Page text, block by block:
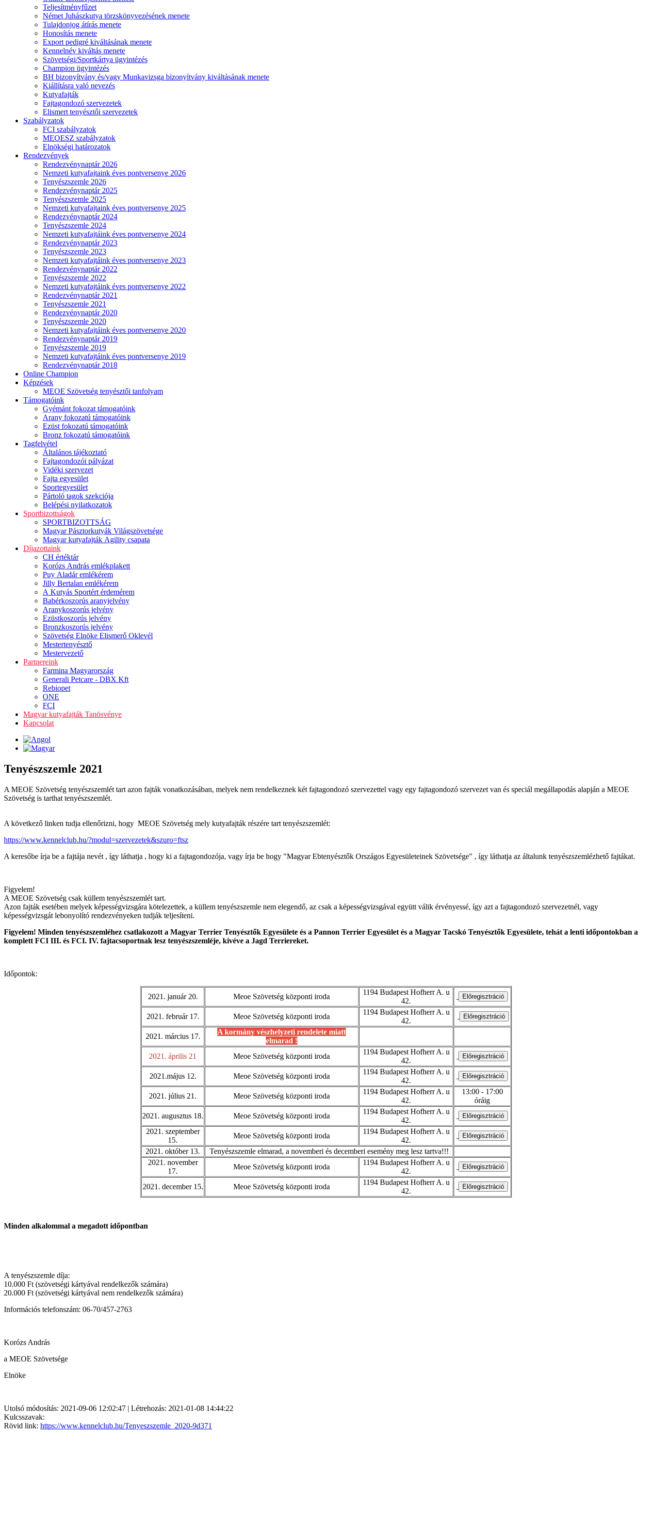
Teljesítményfűzet
Német Juhászkutya törzskönyvezésének menete
Tulajdonjog átírás menete
Honosítás menete
Export pedigré kiváltásának menete
Kennelnév kiváltás menete
Szövetségi/Sportkártya ügyintézés
Champion ügyintézés
BH bizonyítvány és/vagy Munkavizsga bizonyítvány kiváltásának menete
Kiállításra való nevezés
Kutyafajták
Fajtagondozó szervezetek
Elismert tenyésztői szervezetek
Szabályzatok
FCI szabályzatok
MEOESZ szabályzatok
Elnökségi határozatok
Rendezvények
Rendezvénynaptár 2026
Nemzeti kutyafajtaink éves pontversenye 2026
Tenyészszemle 2026
Rendezvénynaptár 2025
Tenyészszemle 2025
Nemzeti kutyafajtaink éves pontversenye 2025
Rendezvénynaptár 2024
Tenyészszemle 2024
Nemzeti kutyafajtáink éves pontversenye 2024
Rendezvénynaptár 2023
Tenyészszemle 2023
Nemzeti kutyafajtáink éves pontversenye 2023
Rendezvénynaptár 2022
Tenyészszemle 2022
Nemzeti kutyafajtáink éves pontversenye 2022
Rendezvénynaptár 2021
Tenyészszemle 2021
Rendezvénynaptár 2020
Tenyészszemle 2020
Nemzeti kutyafajtáink éves pontversenye 2020
Rendezvénynaptár 2019
Tenyészszemle 2019
Nemzeti kutyafajtáink éves pontversenye 2019
Rendezvénynaptár 2018
Online Champion
Képzések
MEOE Szövetség tenyésztői tanfolyam
Támogatóink
Gyémánt fokozat támogatóink
Arany fokozatú támogatóink
Ezüst fokozatú támogatóink
Bronz fokozatú támogatóink
Tagfelvétel
Általános tájékoztató
Fajtagondozói pályázat
Vidéki szervezet
Fajta egyesület
Sportegyesület
Pártoló tagok szekciója
Belépési nyilatkozatok
Sportbizottságok
SPORTBIZOTTSÁG
Magyar Pásztorkutyák Világszövetsége
Magyar kutyafajták Agility csapata
Díjazottaink
CH értéktár
Korózs András emlékplakett
Puy Aladár emlékérem
Jilly Bertalan emlékérem
A Kutyás Sportért érdemérem
Babérkoszorús aranyjelvény
Aranykoszorús jelvény
Ezüstkoszorús jelvény
Bronzkoszorús jelvény
Szövetség Elnöke Elismerő Oklevél
Mestertenyésztő
Mestervezető
Partnereink
Farmina Magyarország
Generali Petcare - DBX Kft
Rebiopet
ONE
FCI
Magyar kutyafajták Tanösvénye
Kapcsolat
Tenyészszemle 2021
A MEOE Szövetség tenyészszemlét tart azon fajták vonatkozásában, melyek nem rendelkeznek két fajtagondozó szervezettel vagy egy fajtagondozó szervezet van és speciál megállapodás alapján a MEOE
Szövetség is tarthat tenyészszemlét.
A következő linken tudja ellenőrizni, hogy MEOE Szövetség mely kutyafajták részére tart tenyészszemlét:
https://www.kennelclub.hu/?modul=szervezetek&szuro=ftsz
A keresőbe írja be a fajtája nevét , így láthatja , hogy ki a fajtagondozója, vagy írja be hogy "Magyar Ebtenyésztők Országos Egyesületeinek Szövetsége" , így láthatja az általunk tenyészszemlézhető fajtákat.
Figyelem!
A MEOE Szövetség csak küllem tenyészszemlét tart.
Azon fajták esetében melyek képességvizsgára kötelezettek, a küllem tenyészszemle nem elegendő, az csak a képességvizsgával együtt válik érvényessé, így azt a fajtagondozó szervezetnél, vagy
képességvizsgát lebonyolító rendezvényeken tudják teljesíteni.
Figyelem! Minden tenyészszemléhez csatlakozott a Magyar Terrier Tenyésztők Egyesülete és a Pannon Terrier Egyesület és a Magyar Tacskó Tenyésztők Egyesülete, tehát a lenti időpontokban a
komplett FCI III. és FCI. IV. fajtacsoportnak lesz tenyészszemléje, kivéve a Jagd Terriereket.
Időpontok:
2021. január 20. Meoe Szövetség központi iroda
1194 Budapest Hofherr A. u
42.
2021. február 17.
Meoe Szövetség központi iroda
1194 Budapest Hofherr A. u
42.
2021. március 17.
A kormány vészhelyzeti rendelete miatt
elmarad !
2021. április 21
Meoe Szövetség központi iroda
1194 Budapest Hofherr A. u
42.
2021.május 12.
Meoe Szövetség központi iroda
1194 Budapest Hofherr A. u
42.
2021. július 21.
Meoe Szövetség központi iroda
1194 Budapest Hofherr A. u
42.
13:00 - 17:00
óráig
2021. augusztus 18.
Meoe Szövetség központi iroda
1194 Budapest Hofherr A. u
42.
2021. szeptember
15.
Meoe Szövetség központi iroda
1194 Budapest Hofherr A. u
42.
2021. október 13.
Tenyészszemle elmarad, a novemberi és decemberi esemény meg lesz tartva!!!
2021. november
17.
Meoe Szövetség központi iroda
1194 Budapest Hofherr A. u
42.
2021. december 15.
Meoe Szövetség központi iroda
1194 Budapest Hofherr A. u
42.
Minden alkalommal a megadott időpontban
A tenyészszemle díja:
10.000 Ft (szövetségi kártyával rendelkezők számára)
20.000 Ft (szövetségi kártyával nem rendelkezők számára)
Információs telefonszám: 06-70/457-2763
Korózs András
a MEOE Szövetsége
Elnöke
Utolsó módosítás: 2021-09-06 12:02:47 | Létrehozás: 2021-01-08 14:44:22
Kulcsszavak:
Rövid link: https://www.kennelclub.hu/Tenyeszszemle_2020-9d371